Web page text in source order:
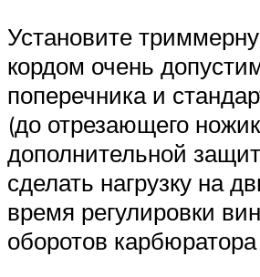
Установите
кордом очень
поперечника и
(до отрезающего
дополнительной
сделать нагрузку на
время регулировки
оборотов